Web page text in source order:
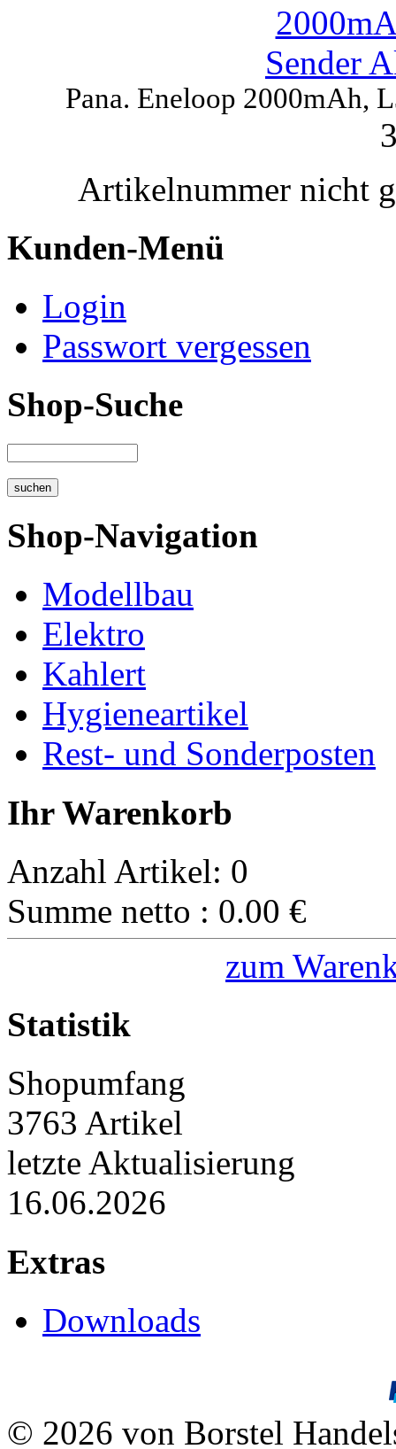
Pana. Eneloop 2000mAh,
Artikelnummer nicht
Kunden-Menü
Login
Passwort vergessen
Shop-Suche
Shop-Navigation
Modellbau
Elektro
Kahlert
Hygieneartikel
Rest- und Sonderposten
Ihr Warenkorb
Anzahl Artikel: 0
Summe netto : 0.00 €
zum
Statistik
Shopumfang
3763 Artikel
letzte Aktualisierung
16.06.2026
Extras
Downloads
© 2026 von Borstel